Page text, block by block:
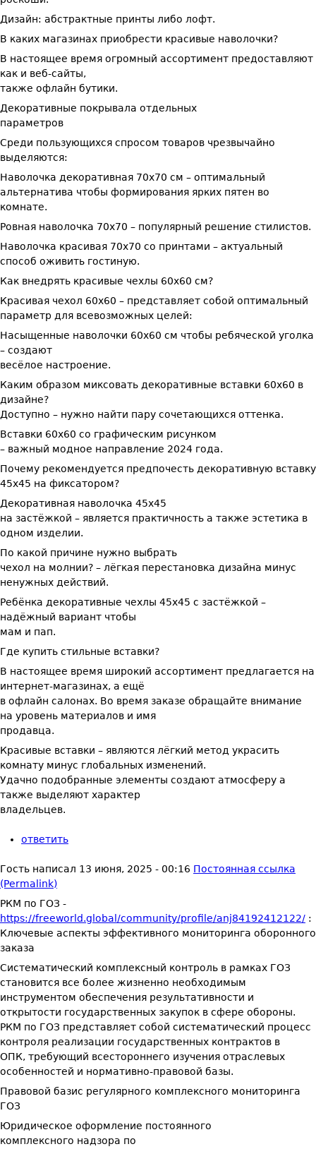
Дизайн: абстрактные принты либо лофт.
В каких магазинах приобрести красивые наволочки?
В настоящее время огромный ассортимент предоставляют
как и веб-сайты,
также офлайн бутики.
Декоративные покрывала отдельных
параметров
Среди пользующихся спросом товаров чрезвычайно
выделяются:
Наволочка декоративная 70х70 см – оптимальный
альтернатива чтобы формирования ярких пятен во
комнате.
Ровная наволочка 70х70 – популярный решение стилистов.
Наволочка красивая 70х70 со принтами – актуальный
способ оживить гостиную.
Как внедрять красивые чехлы 60х60 см?
Красивая чехол 60х60 – представляет собой оптимальный
параметр для всевозможных целей:
Насыщенные наволочки 60х60 см чтобы ребяческой уголка
– создают
весёлое настроение.
Каким образом миксовать декоративные вставки 60х60 в
дизайне?
Доступно – нужно найти пару сочетающихся оттенка.
Вставки 60х60 со графическим рисунком
– важный модное направление 2024 года.
Почему рекомендуется предпочесть декоративную вставку
45х45 на фиксатором?
Декоративная наволочка 45х45
на застёжкой – является практичность а также эстетика в
одном изделии.
По какой причине нужно выбрать
чехол на молнии? – лёгкая перестановка дизайна минус
ненужных действий.
Ребёнка декоративные чехлы 45х45 с застёжкой –
надёжный вариант чтобы
мам и пап.
Где купить стильные вставки?
В настоящее время широкий ассортимент предлагается на
интернет-магазинах, а ещё
в офлайн салонах. Во время заказе обращайте внимание
на уровень материалов и имя
продавца.
Красивые вставки – являются лёгкий метод украсить
комнату минус глобальных изменений.
Удачно подобранные элементы создают атмосферу а
также выделяют характер
владельцев.
ответить
Гость написал 13 июня, 2025 - 00:16 Постоянная ссылка
(Permalink)
РКМ по ГОЗ -
https://freeworld.global/community/profile/anj84192412122/ :
Ключевые аспекты эффективного мониторинга оборонного
заказа
Систематический комплексный контроль в рамках ГОЗ
становится все более жизненно необходимым
инструментом обеспечения результативности и
открытости государственных закупок в сфере обороны.
РКМ по ГОЗ представляет собой систематический процесс
контроля реализации государственных контрактов в
ОПК, требующий всестороннего изучения отраслевых
особенностей и нормативно-правовой базы.
Правовой базис регулярного комплексного мониторинга
ГОЗ
Юридическое оформление постоянного
комплексного надзора по